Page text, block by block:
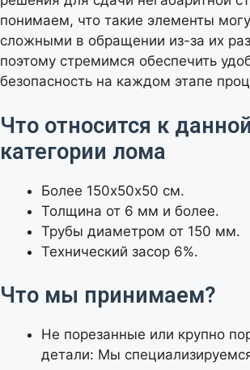
понимаем, что такие элементы
сложными в обращении из-за их
поэтому стремимся обеспечить
безопасность на каждом этапе
Что относится к данной
категории лома
Более 150х50х50 см.
Толщина от 6 мм и более.
Трубы диаметром от 150 мм.
Технический засор 6%.
Что мы принимаем?
Не порезанные или крупно
детали: Мы